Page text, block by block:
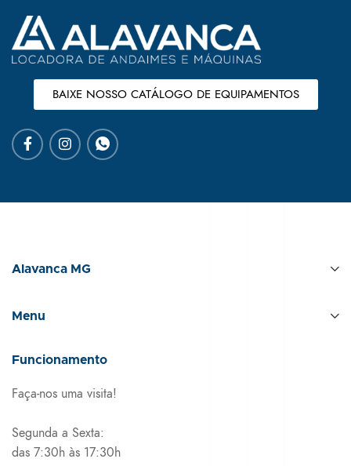
BAIXE NOSSO CATÁLOGO DE EQUIPAMENTOS
Alavanca MG
Menu
Funcionamento
Faça-nos uma visita!
Segunda a Sexta:
das 7:30h às 17:30h